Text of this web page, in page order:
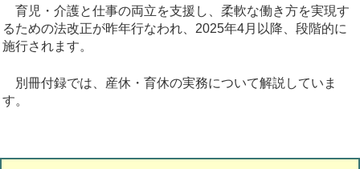
育児・介護と仕事の両立を支援し、柔軟な働き方を実現す
るための法改正が昨年行なわれ、2025年4月以降、段階的に
施行されます。
別冊付録では、産休・育休の実務について解説していま
す。